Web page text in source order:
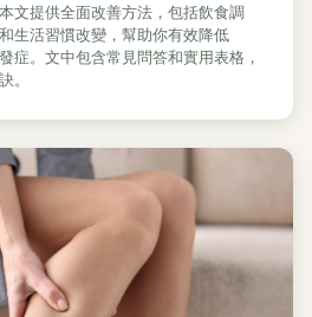
文提供全面改善方法，包括飲食調
生活習慣改變，幫助你有效降低
症。文中包含常見問答和實用表格，
。